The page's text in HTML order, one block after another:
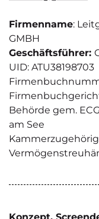
Firmenname:
GMBH
Geschäftsführer:
UID: ATU38198703
Behörde gem.
am See